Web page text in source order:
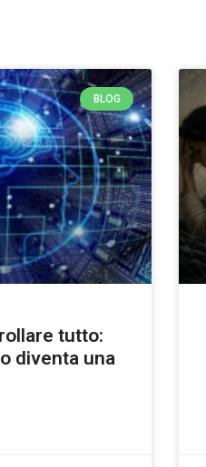
BLOG
tutto:
diventa una